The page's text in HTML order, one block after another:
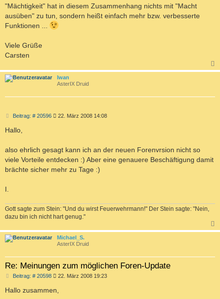
"Mächtigkeit" hat in diesem Zusammenhang nichts mit "Macht
ausüben" zu tun, sondern heißt einfach mehr bzw. verbesserte
Funktionen ...
Viele Grüße
Carsten
a
Iwan
AsterIX Druid
Beitrag: # 20596B
g
22. März 2008 14:08
Hallo,
also ehrlich gesagt kann ich an der neuen Forenvrsion nicht so
viele Vorteile entdecken :) Aber eine genauere Beschäftigung damit
brächte sicher mehr zu Tage :)
I.
Gott sagte zum Stein: "Und du wirst Feuerwehrmann!" Der Stein sagte: "Nein,
dazu bin ich nicht hart genug."
a
Michael_S.
AsterIX Druid
Re: Meinungen zum möglichen Foren-Update
Beitrag: # 20598B
i
t
22. März 2008 19:23
Hallo zusammen,